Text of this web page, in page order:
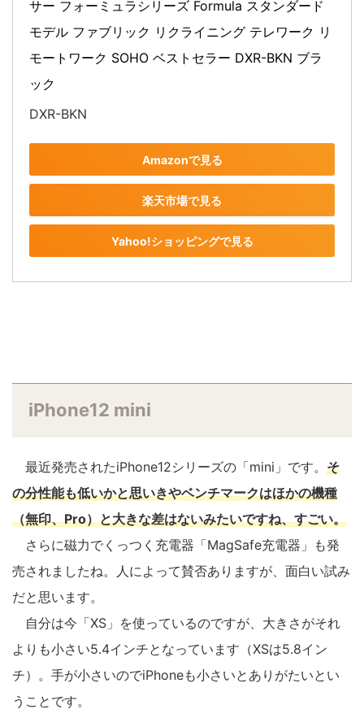
サー フォーミュラシリーズ Formula スタンダード
モデル ファブリック リクライニング テレワーク リ
モートワーク SOHO ベストセラー DXR-BKN ブラ
ック
DXR-BKN
Amazonで見る
楽天市場で見る
Yahoo!ショッピングで見る
iPhone12 mini
最近発売されたiPhone12シリーズの「mini」です。 そ
の分性能も低いかと思いきやベンチマークはほかの機種
（無印、Pro）と大きな差はないみたいですね、すごい。
さらに磁力でくっつく充電器「MagSafe充電器」も発
売されましたね。人によって賛否ありますが、面白い試み
だと思います。
自分は今「XS」を使っているのですが、大きさがそれ
よりも小さい5.4インチとなっています（XSは5.8イン
チ）。手が小さいのでiPhoneも小さいとありがたいとい
うことです。